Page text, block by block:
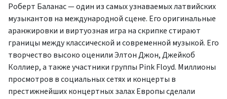
Роберт Баланас — один из самых узнаваемых латвийских
музыкантов на международной сцене. Его оригинальные
аранжировки и виртуозная игра на скрипке стирают
границы между классической и современной музыкой. Его
творчество высоко оценили Элтон Джон, Джейкоб
Коллиер, а также участники группы Pink Floyd. Миллионы
просмотров в социальных сетях и концерты в
престижнейших концертных залах Европы сделали